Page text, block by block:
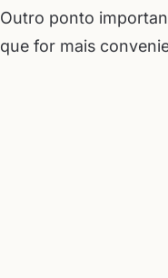
Outro ponto
que for mais